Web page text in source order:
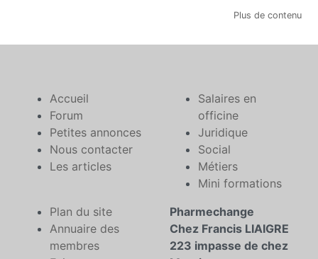
Plus de contenu
Accueil
Forum
Petites annonces
Nous contacter
Les articles
Salaires en
officine
Juridique
Social
Métiers
Mini formations
Plan du site
Annuaire des
membres
Pharmechange
Chez Francis LIAIGRE
223 impasse de chez